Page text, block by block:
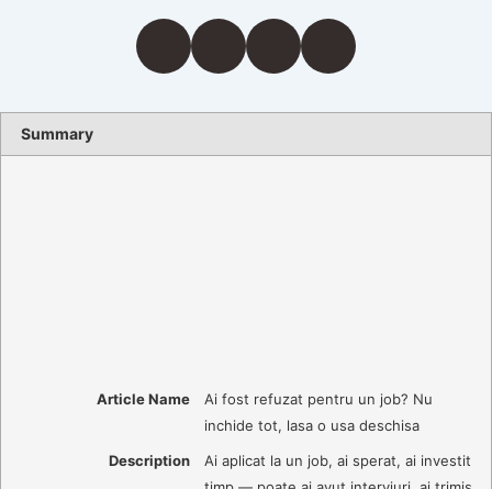
Summary
Article Name
Ai fost refuzat pentru un job? Nu
inchide tot, lasa o usa deschisa
Description
Ai aplicat la un job, ai sperat, ai investit